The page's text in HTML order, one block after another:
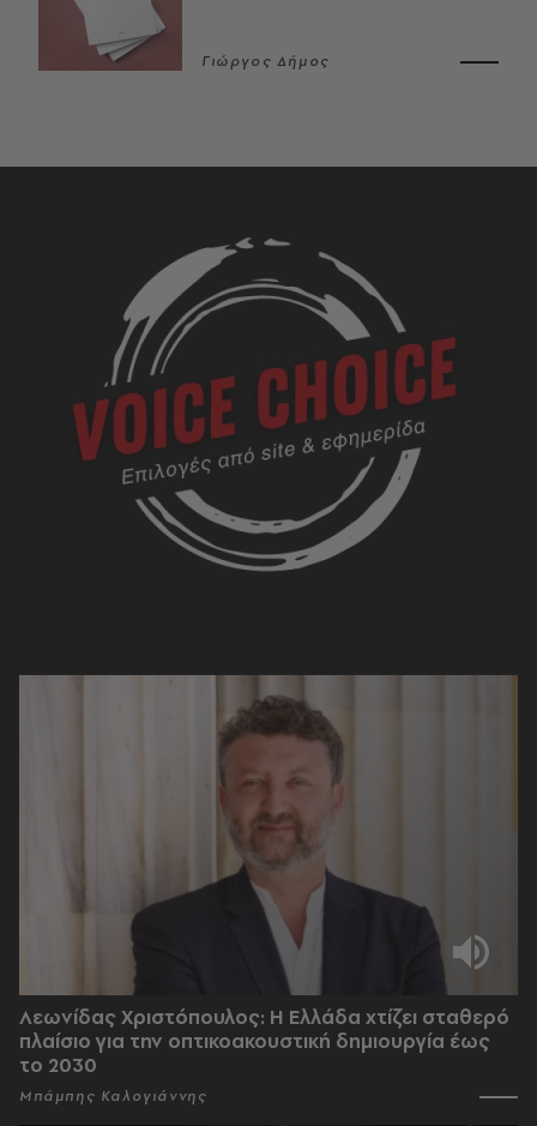
Γιώργος Δήμος
Λεωνίδας Χριστόπουλος: Η Ελλάδα χτίζει σταθερό
πλαίσιο για την οπτικοακουστική δημιουργία έως
το 2030
Μπάμπης Καλογιάννης